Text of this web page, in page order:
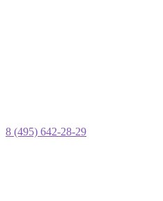
8 (495) 642-28-29